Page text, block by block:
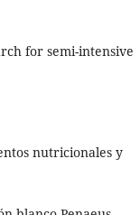
for semi-intensive
nutricionales y